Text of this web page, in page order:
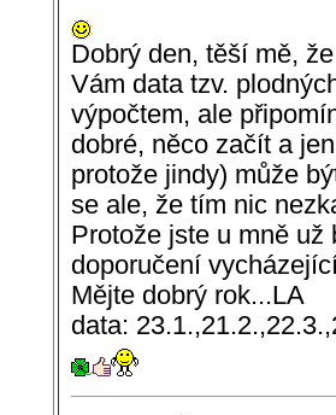
Dobrý den, těší mě,
Vám data tzv.
výpočtem, ale
dobré, něco začít a
protože jindy) může
se ale, že tím nic
Protože jste u mně
doporučení
Mějte dobrý rok...LA
data: